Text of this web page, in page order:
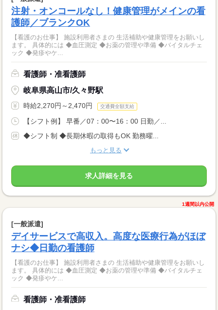
注射・オンコールなし！健康管理がメインの看
護師／ブランクOK
【看護のお仕事】 施設利用者さまの 生活補助や健康管理をお願いし
ます。 具体的には ◆血圧測定 ◆お薬の管理や準備 ◆バイタルチェ
ック ◆発疹やケ...
看護師・准看護師
岐阜県高山市/久々野駅
時給2,270円～2,470円 交通費全額支給
【シフト例】 早番／07：00〜16：00 日勤／...
◆シフト制 ◆長期休暇の取得もOK 勤務曜...
もっと見る
求人詳細を見る
1週間以内公開
[一般派遣]
デイサービスで高収入。高度な医療行為がほぼ
ナシ◆日勤の看護師
【看護のお仕事】 施設利用者さまの 生活補助や健康管理をお願いし
ます。 具体的には ◆血圧測定 ◆お薬の管理や準備 ◆バイタルチェ
ック ◆発疹やケ...
看護師・准看護師